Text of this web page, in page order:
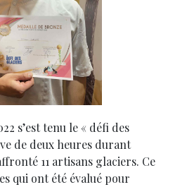
s’est tenu le « défi des
de deux heures durant
11 artisans glaciers. Ce
qui ont été évalué pour